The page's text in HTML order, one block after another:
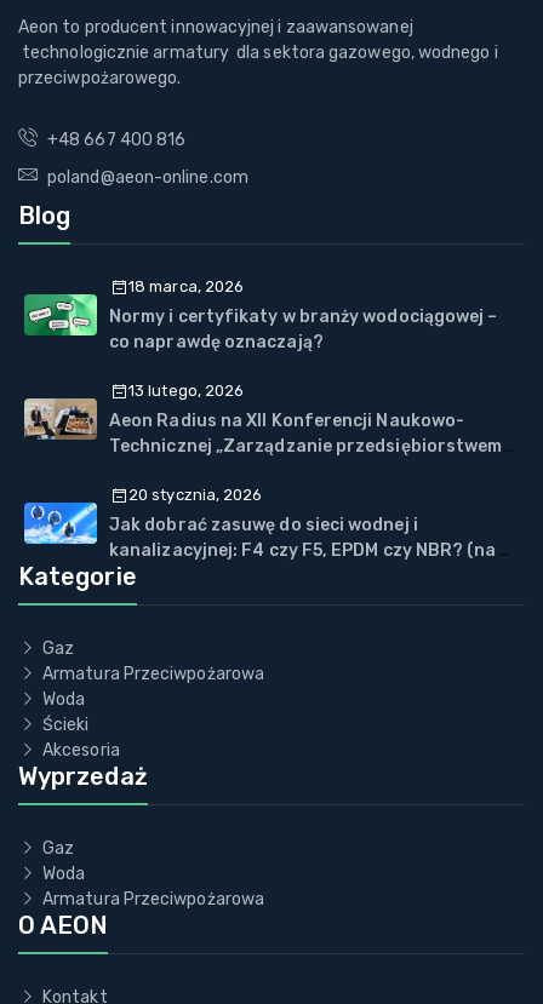
Aeon to producent innowacyjnej i zaawansowanej
technologicznie armatury dla sektora gazowego, wodnego i
przeciwpożarowego.
+48 667 400 816
poland@aeon-online.com
Blog
18 marca, 2026
Normy i certyfikaty w branży wodociągowej –
co naprawdę oznaczają?
13 lutego, 2026
Aeon Radius na XII Konferencji Naukowo-
Technicznej „Zarządzanie przedsiębiorstwem
20 stycznia, 2026
Jak dobrać zasuwę do sieci wodnej i
kanalizacyjnej: F4 czy F5, EPDM czy NBR? (na
przykładzie ECOVALVE™)
Kategorie
Gaz
Armatura Przeciwpożarowa
Woda
Ścieki
Akcesoria
Wyprzedaż
Gaz
Woda
Armatura Przeciwpożarowa
O AEON
Kontakt